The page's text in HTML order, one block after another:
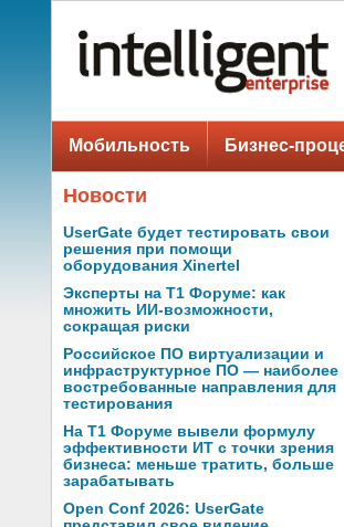
Мобильность Бизнес-
Новости
UserGate будет тестировать свои
решения при помощи
оборудования Xinertel
Эксперты на Т1 Форуме: как
множить ИИ-возможности,
сокращая риски
Российское ПО виртуализации и
инфраструктурное ПО — наиболее
востребованные направления для
тестирования
На Т1 Форуме вывели формулу
эффективности ИТ с точки зрения
бизнеса: меньше тратить, больше
зарабатывать
Open Conf 2026: UserGate